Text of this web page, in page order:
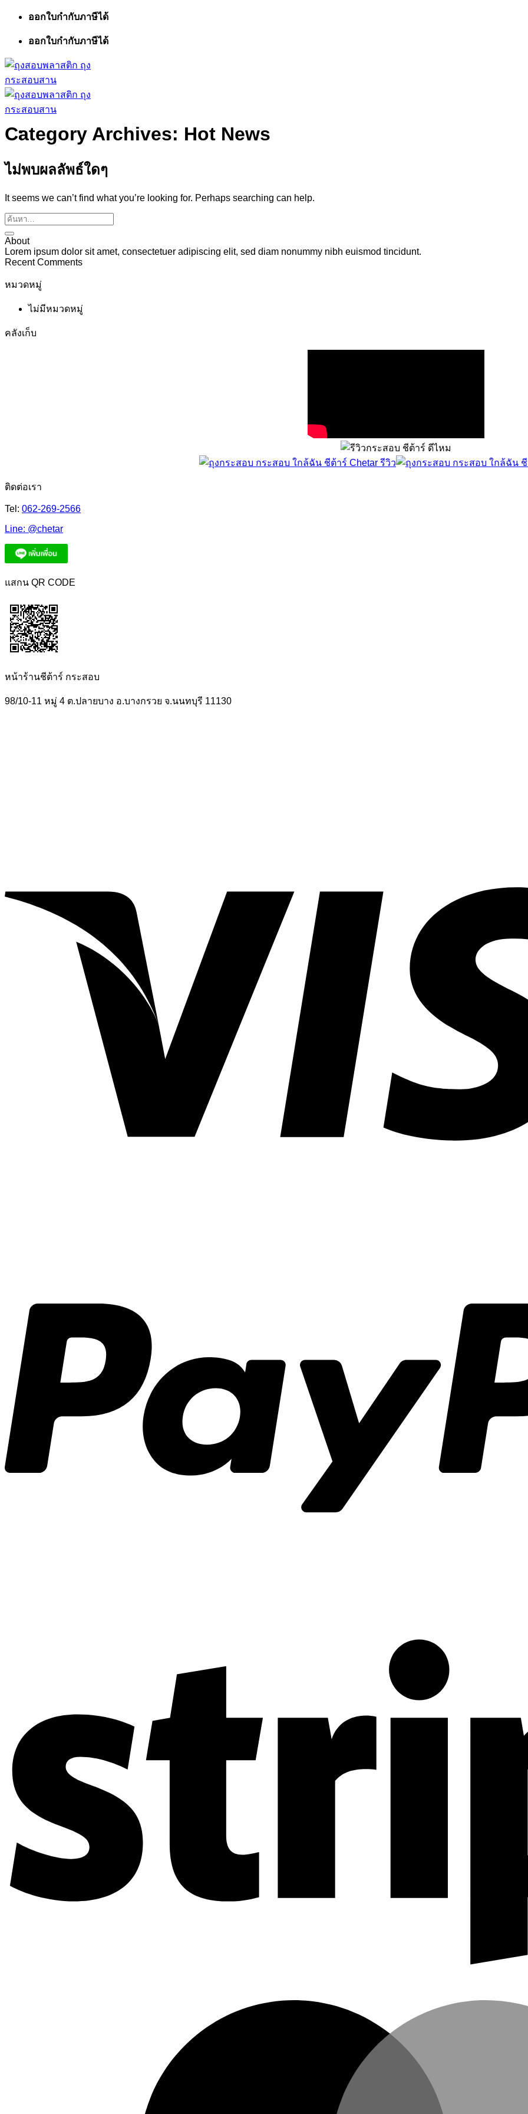
ข้าม
เนื้อหา
ออกใบกำกับภาษีได้
ออกใบกำกับภาษีได้
Category Archives: Hot News
ไม่พบผลลัพธ์ใดๆ
It seems we can’t find what you’re looking for. Perhaps searching can help.
About
Lorem ipsum dolor sit amet, consectetuer adipiscing elit, sed diam nonummy nibh euismod tincidunt.
Recent Comments
หมวดหมู่
ไม่มีหมวดหมู่
คลังเก็บ
ติดต่อเรา
Tel: 062-269-2566
Line: @chetar
แสกน QR CODE
หน้าร้านชีต้าร์ กระสอบ
98/10-11 หมู่ 4 ต.ปลายบาง อ.บางกรวย จ.นนทบุรี 11130